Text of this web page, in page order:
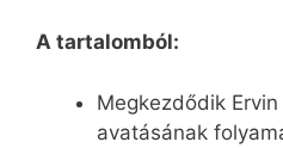
A tartalomból:
Megkezdődik
avatásának